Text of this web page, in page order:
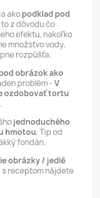
akopodklad pod
to z dôvodu čo
efektu, nakoľko
množstvo vody,
rozpúšťa.
obrázok ako
problém -V
ozdobovať tortu
.
jednoduchého
hmotou, Tip od
fondán.
obrázky / jedlé
s receptom nájdete